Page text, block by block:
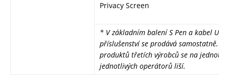
Privacy Screen
* V základním balení S Pen a kabel
příslušenství se prodává samostatně.
produktů třetích výrobců se na
jednotlivých operátorů liší.